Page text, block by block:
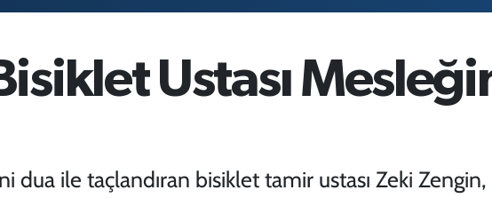
Ustası
dua ile taçlandıran bisiklet tamir ustası Zeki